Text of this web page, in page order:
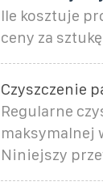
Ile kosztuje
ceny za
Czyszczenie
Regularne
maksymalnej
Niniejszy